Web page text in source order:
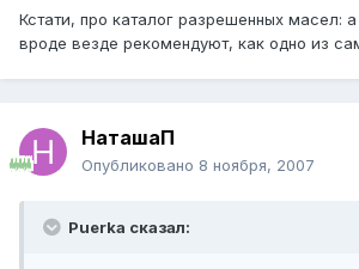
Кстати, про каталог разрешенных масел:
вроде везде рекомендуют, как одно из
НаташаП
Опубликовано 8 ноября, 2007
Puerka сказал: